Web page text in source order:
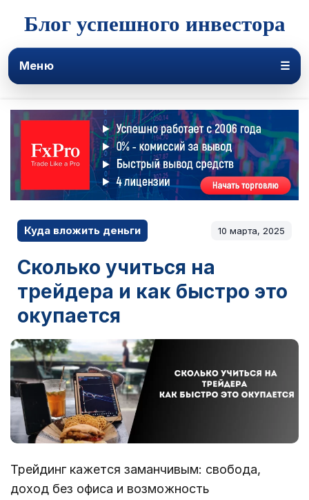
Блог успешного инвестора
Меню ☰
Куда вложить деньги 10 марта, 2025
Сколько учиться на
трейдера и как быстро это
окупается
Трейдинг кажется заманчивым: свобода,
доход без офиса и возможность